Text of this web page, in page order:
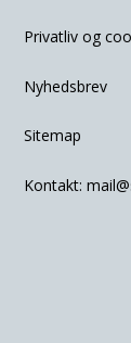
Privatliv og
Nyhedsbrev
Sitemap
Kontakt: